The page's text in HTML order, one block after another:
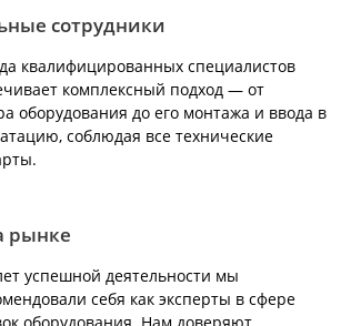
сотрудники
квалифицированных специалистов
комплексный подход — от
оборудования до его монтажа и ввода в
соблюдая все технические
рынке
успешной деятельности мы
себя как эксперты в сфере